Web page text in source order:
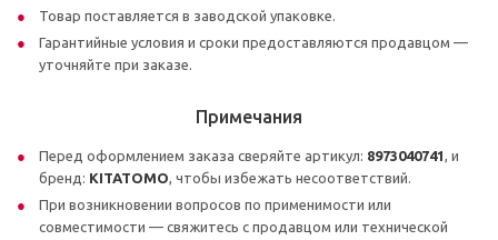
Товар поставляется в заводской упаковке.
Гарантийные условия и сроки предоставляются продавцом —
уточняйте при заказе.
Примечания
Перед оформлением заказа сверяйте артикул: 8973040741, и
бренд: KITATOMO, чтобы избежать несоответствий.
При возникновении вопросов по применимости или
совместимости — свяжитесь с продавцом или технической